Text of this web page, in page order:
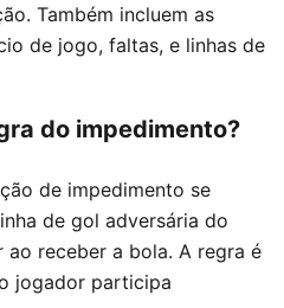
Também incluem as
de jogo, faltas, e linhas de
do impedimento?
de impedimento se
de gol adversária do
receber a bola. A regra é
jogador participa